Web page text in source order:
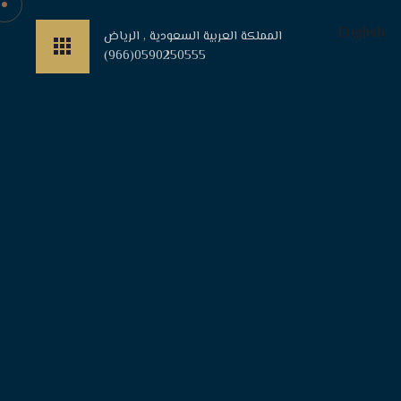
English
المملكة العربية السعودية , الرياض
(966)0590250555